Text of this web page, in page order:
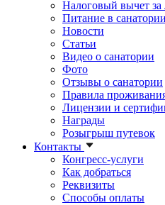
Налоговый вычет за
Питание в санатории
Новости
Статьи
Видео о санатории
Фото
Отзывы о санатории
Правила
Лицензии и
Награды
Розыгрыш путевок
Контакты
Конгресс-услуги
Как добраться
Реквизиты
Способы оплаты